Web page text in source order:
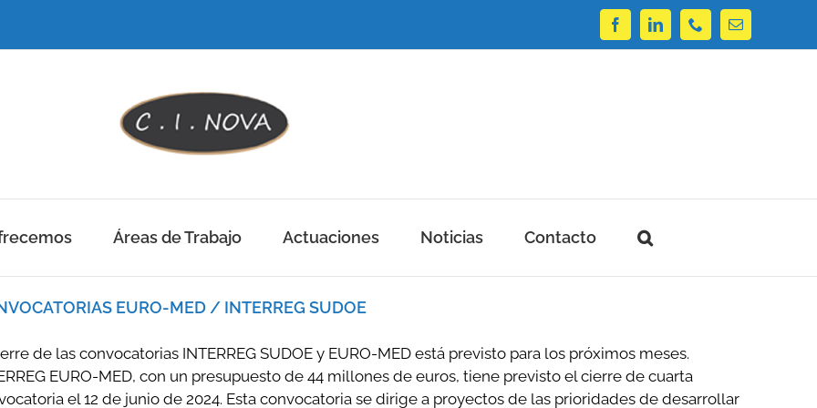
FacebookLinkedInPhone Correo
electrónico
Áreas de Trabajo Actuaciones Noticias Contacto
EURO-MED / INTERREG SUDOE
de las convocatorias INTERREG SUDOE y EURO-MED está previsto para los próximos meses.
EURO-MED, con un presupuesto de 44 millones de euros, tiene previsto el cierre de cuarta
el 12 de junio de 2024. Esta convocatoria se dirige a proyectos de las prioridades de desarrollar